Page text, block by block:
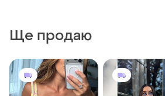
Ще продаю